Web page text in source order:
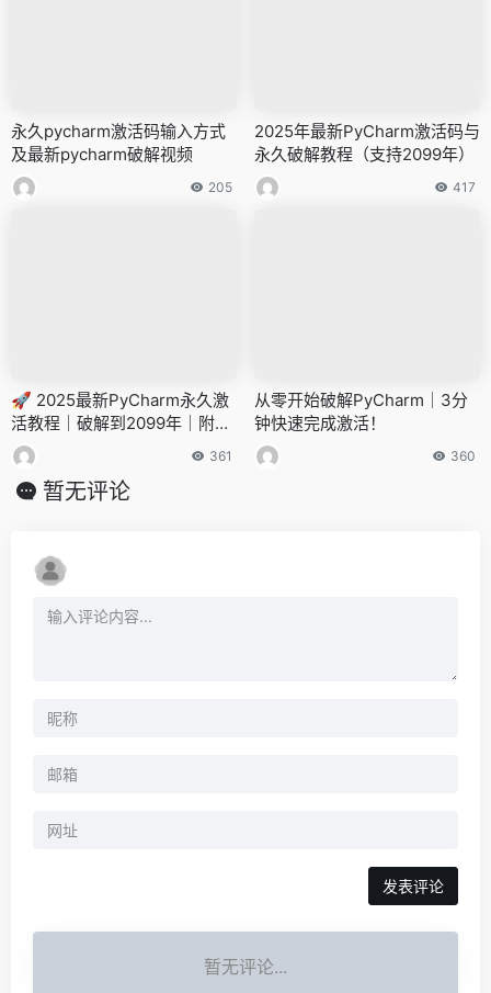
永久pycharm激活码输入方式
及最新pycharm破解视频
205
2025年最新PyCharm激活码与
永久破解教程（支持2099年）
417
🚀 2025最新PyCharm永久激
活教程｜破解到2099年｜附最
新激活码和注册码
361
从零开始破解PyCharm｜3分
钟快速完成激活！
360
暂无评论
暂无评论...